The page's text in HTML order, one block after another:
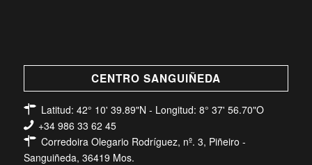
CENTRO SANGUIÑEDA
Latitud: 42° 10' 39.89"N - Longitud: 8° 37' 56.70"O
+34 986 33 62 45
Corredoira Olegario Rodríguez, nº. 3, Piñeiro -
Sanguiñeda, 36419 Mos.